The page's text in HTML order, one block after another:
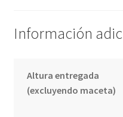
Información
Altura entregada
(excluyendo maceta)